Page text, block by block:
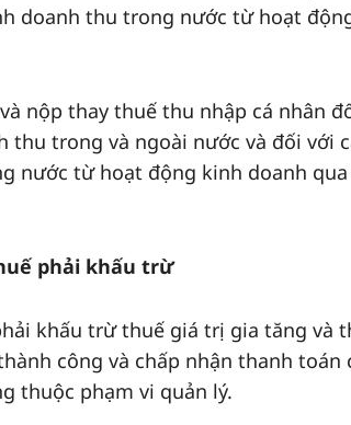
doanh thu trong nước từ hoạt
nộp thay thuế thu nhập cá nhân
thu trong và ngoài nước và đối với
nước từ hoạt động kinh doanh qua
phải khấu trừ
khấu trừ thuế giá trị gia tăng và
công và chấp nhận thanh toán
thuộc phạm vi quản lý.